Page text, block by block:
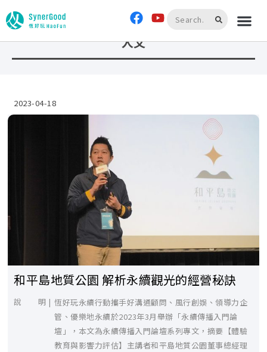
首頁»人文
人文
2023-04-18
和平島地質公園 解析永續觀光的經營秘訣
說 明 | 恆好玩永續行動攜手好溝通顧問、風行創娛、領導力企
管、優樂地永續於2023年3月舉辦「永續傳播入門論
壇」，本文為永續傳播入門論壇系列專文，摘要【體驗
教育與影響力評估】主講者和平島地質公園董事總經理